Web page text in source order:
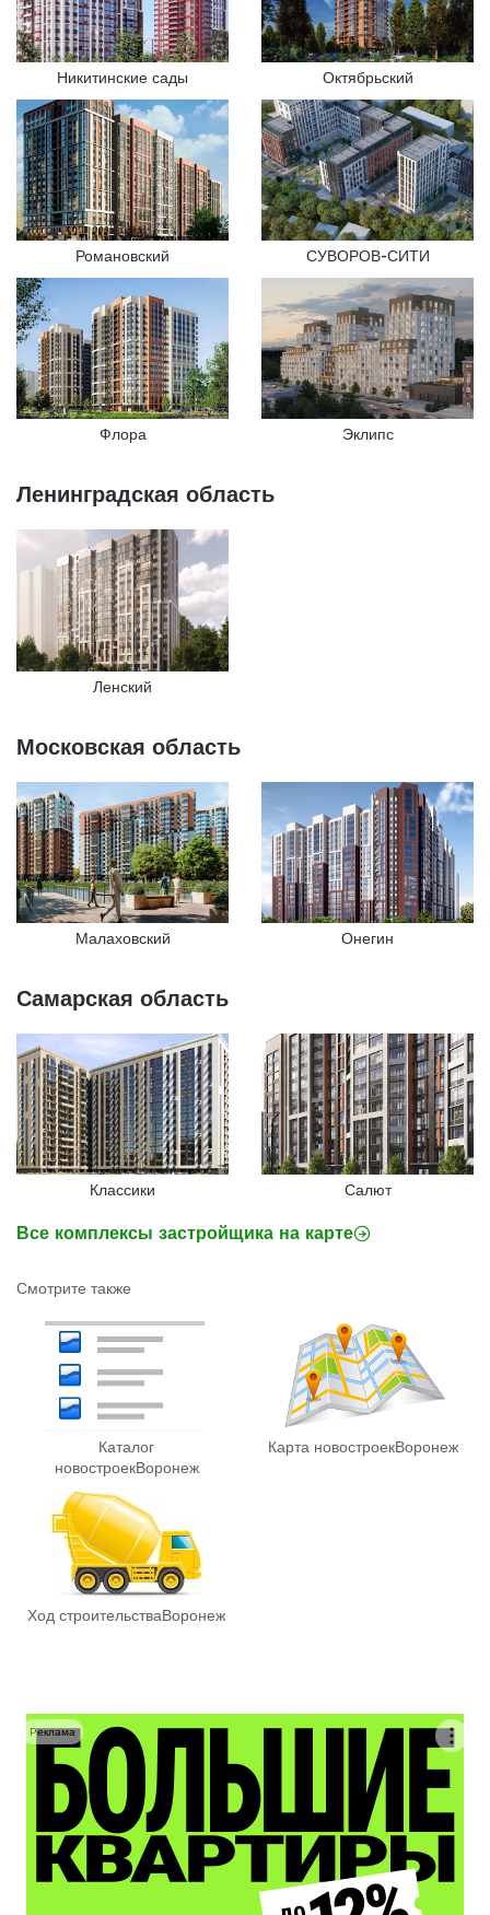
Никитинские сады Октябрьский
Романовский СУВОРОВ-СИТИ
Флора Эклипс
Ленинградская область
Ленский
Московская область
Малаховский Онегин
Самарская область
Классики Салют
Все комплексы застройщика на карте
Смотрите также
Каталог
новостроекВоронеж
Карта новостроекВоронеж
Ход строительстваВоронеж
Реклама